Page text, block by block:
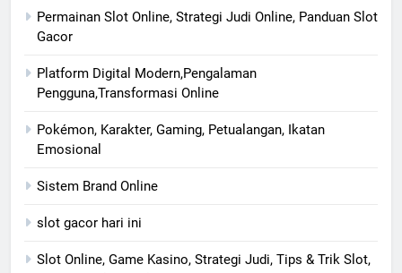
Permainan Slot Online, Strategi Judi Online, Panduan Slot
Gacor
Platform Digital Modern,Pengalaman
Pengguna,Transformasi Online
Pokémon, Karakter, Gaming, Petualangan, Ikatan
Emosional
Sistem Brand Online
slot gacor hari ini
Slot Online, Game Kasino, Strategi Judi, Tips & Trik Slot,